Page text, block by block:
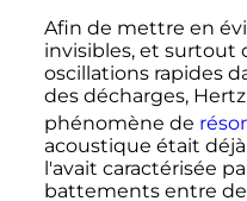
Afin de mettre en
invisibles, et surtout
oscillations rapides
des décharges,
phénomène de
acoustique était
l'avait caractérisée
battements entre